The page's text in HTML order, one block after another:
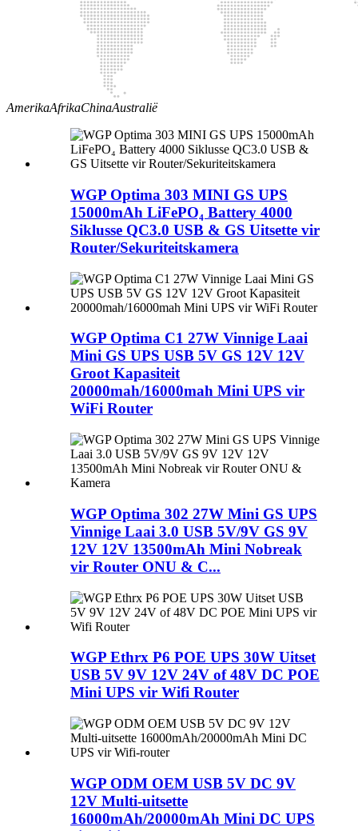
AmerikaAfrikaChinaAustralië
WGP Optima 303 MINI GS UPS
15000mAh LiFePO₄ Battery 4000
Siklusse QC3.0 USB & GS Uitsette vir
Router/Sekuriteitskamera
WGP Optima C1 27W Vinnige Laai
Mini GS UPS USB 5V GS 12V 12V
Groot Kapasiteit
20000mah/16000mah Mini UPS vir
WiFi Router
WGP Optima 302 27W Mini GS UPS
Vinnige Laai 3.0 USB 5V/9V GS 9V
12V 12V 13500mAh Mini Nobreak
vir Router ONU & C...
WGP Ethrx P6 POE UPS 30W Uitset
USB 5V 9V 12V 24V of 48V DC POE
Mini UPS vir Wifi Router
WGP ODM OEM USB 5V DC 9V
12V Multi-uitsette
16000mAh/20000mAh Mini DC UPS